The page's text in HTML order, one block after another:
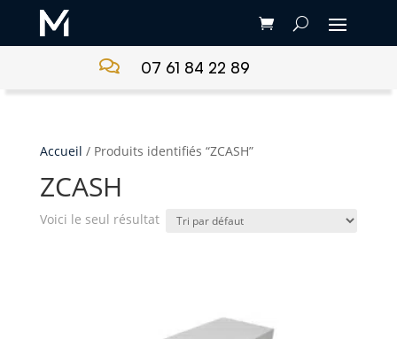
 07 61 84 22 89
Accueil / Produits identifiés “ZCASH”
ZCASH
Voici le seul résultat